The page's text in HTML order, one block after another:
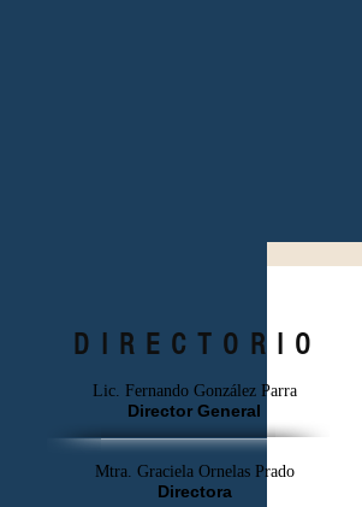
DIRECTORIO
Lic. Fernando González Parra
Director General
Mtra. Graciela Ornelas Prado
Directora